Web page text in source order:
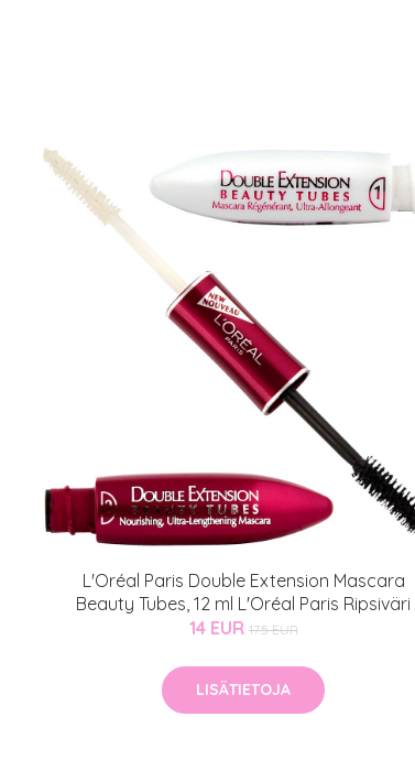
L'Oréal Paris Double Extension Mascara
Beauty Tubes, 12 ml L'Oréal Paris Ripsiväri
14 EUR 17.5 EUR
LISÄTIETOJA